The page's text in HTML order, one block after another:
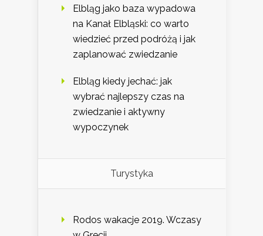
Elbląg jako baza wypadowa
na Kanał Elbląski: co warto
wiedzieć przed podróżą i jak
zaplanować zwiedzanie
Elbląg kiedy jechać: jak
wybrać najlepszy czas na
zwiedzanie i aktywny
wypoczynek
Turystyka
Rodos wakacje 2019. Wczasy